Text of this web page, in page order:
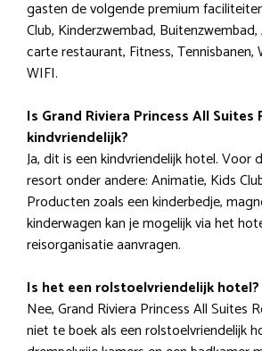
gasten de volgende premium
Club, Kinderzwembad,
carte restaurant, Fitness, Tennisbanen,
WIFI.
Is Grand Riviera Princess All Suites
kindvriendelijk?
Ja, dit is een kindvriendelijk hotel. Voor
resort onder andere: Animatie, Kids
Producten zoals een kinderbedje,
kinderwagen kan je mogelijk via het
reisorganisatie aanvragen.
Is het een rolstoelvriendelijk hotel?
Nee, Grand Riviera Princess All Suites
niet te boek als een rolstoelvriendelijk